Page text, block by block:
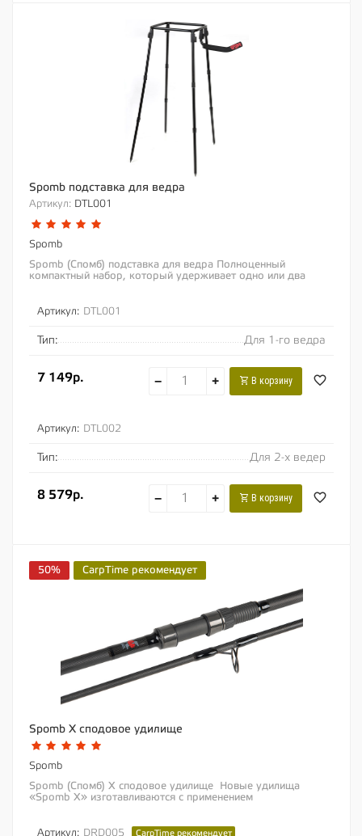
Spomb подставка для ведра
Артикул: DTL001
Spomb
Spomb (Спомб) подставка для ведра Полноценный
компактный набор, который удерживает одно или два
Артикул: DTL001
Тип: Для 1-го ведра
7 149р. − + В корзину
Артикул: DTL002
Тип: Для 2-х ведер
8 579р. − + В корзину
50% CarpTime рекомендует
Spomb X сподовое удилище
Spomb
Spomb (Спомб) X сподовое удилище Новые удилища
«Spomb X» изготавливаются с применением
Артикул: DRD005 CarpTime рекомендует